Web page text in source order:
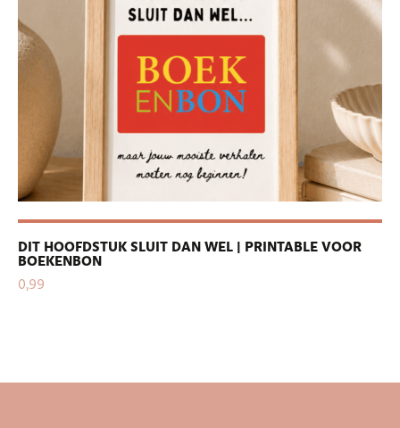
DIT HOOFDSTUK SLUIT DAN WEL | PRINTABLE VOOR
BOEKENBON
0,99